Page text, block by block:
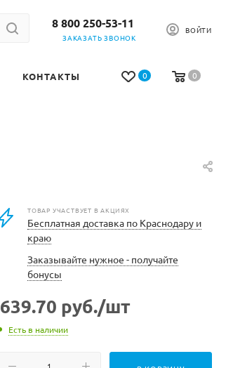
8 800 250-53-11
ЗАКАЗАТЬ ЗВОНОК
ВОЙТИ
0 0
КОНТАКТЫ
ТОВАР УЧАСТВУЕТ В АКЦИЯХ
Бесплатная доставка по Краснодару и
краю
Заказывайте нужное - получайте
бонусы
639.70 руб./шт
Есть в наличии